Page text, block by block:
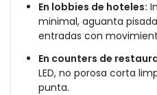
En lobbies de hoteles:
minimal, aguanta
entradas con
En counters de
LED, no porosa corta
punta.